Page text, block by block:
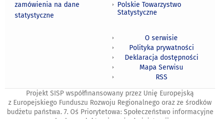
zamówienia na dane
statystyczne
Polskie Towarzystwo
Statystyczne
O serwisie
Polityka prywatności
Deklaracja dostępności
Mapa Serwisu
RSS
Projekt SISP współfinansowany przez Unię Europejską
z Europejskiego Funduszu Rozwoju Regionalnego oraz ze środków
budżetu państwa. 7. Oś Priorytetowa: Społeczeństwo informacyjne